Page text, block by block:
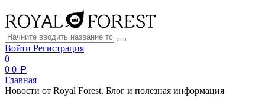
Войти Регистрация
0
0 0 a
Главная
Новости от Royal Forest. Блог и полезная информация